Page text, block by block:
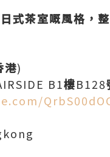
式茶室嘅風格，
港)
B1樓B128